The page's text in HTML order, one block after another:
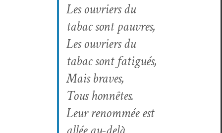
Les ouvri­ers du
tabac sont pauvres,
Les ouvri­ers du
tabac sont fatigués,
Mais braves,
Tous honnêtes.
Leur renom­mée est